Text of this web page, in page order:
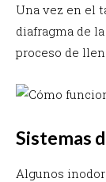
Una vez en el
diafragma de
proceso de
Sistemas
Algunos